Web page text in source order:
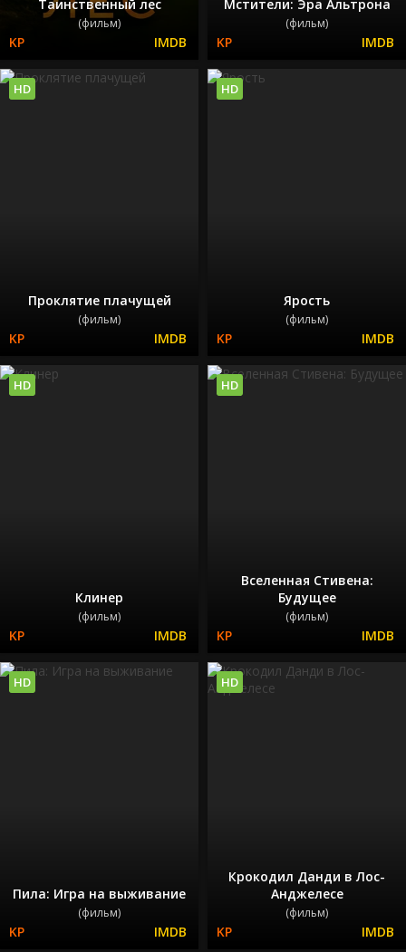
Таинственный лес
(фильм)
Мстители: Эра Альтрона
(фильм)
Проклятие плачущей
(фильм)
HD
Ярость
(фильм)
HD
Клинер
(фильм)
HD
Вселенная Стивена:
Будущее
(фильм)
HD
Пила: Игра на выживание
(фильм)
HD
Крокодил Данди в Лос-
Анджелесе
(фильм)
HD